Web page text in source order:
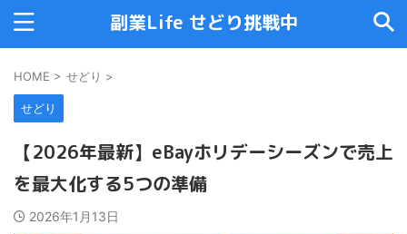
副業Life せどり挑戦中
HOME > せどり >
せどり
【2026年最新】eBayホリデーシーズンで売上
を最大化する5つの準備
2026年1月13日